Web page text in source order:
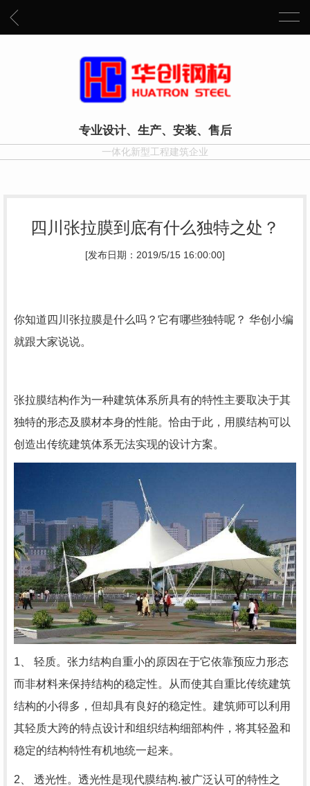
专业设计、生产、安装、售后
一体化新型工程建筑企业
四川张拉膜到底有什么独特之处？
[发布日期：2019/5/15 16:00:00]
你知道四川张拉膜是什么吗？它有哪些独特呢？ 华创小编
就跟大家说说。
张拉膜结构作为一种建筑体系所具有的特性主要取决于其
独特的形态及膜材本身的性能。恰由于此，用膜结构可以
创造出传统建筑体系无法实现的设计方案。
1、 轻质。张力结构自重小的原因在于它依靠预应力形态
而非材料来保持结构的稳定性。从而使其自重比传统建筑
结构的小得多，但却具有良好的稳定性。建筑师可以利用
其轻质大跨的特点设计和组织结构细部构件，将其轻盈和
稳定的结构特性有机地统一起来。
2、 透光性。透光性是现代膜结构.被广泛认可的特性之